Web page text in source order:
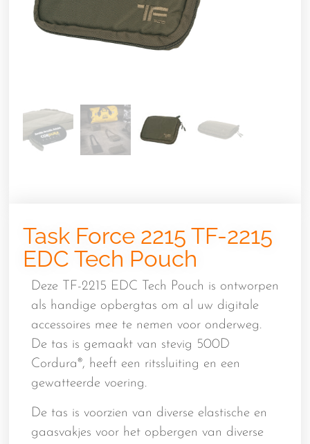
Task Force 2215 TF-2215
EDC Tech Pouch
Deze TF-2215 EDC Tech Pouch is ontworpen
als handige opbergtas om al uw digitale
accessoires mee te nemen voor onderweg.
De tas is gemaakt van stevig 500D
Cordura®, heeft een ritssluiting en een
gewatteerde voering.
De tas is voorzien van diverse elastische en
gaasvakjes voor het opbergen van diverse